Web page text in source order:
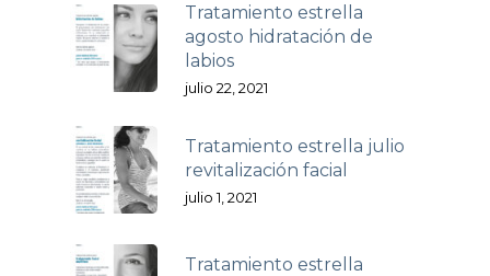
Tratamiento estrella
agosto hidratación de
labios
julio 22, 2021
Tratamiento estrella julio
revitalización facial
julio 1, 2021
Tratamiento estrella